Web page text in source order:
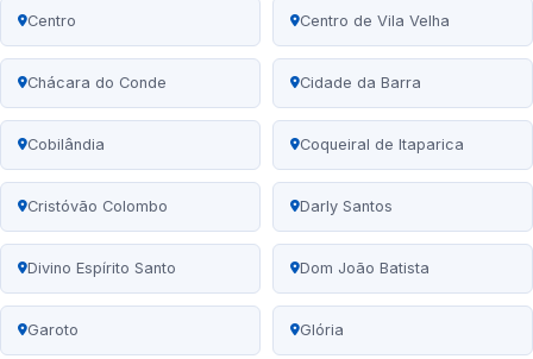
Centro Centro de Vila Velha
Chácara do Conde Cidade da Barra
Cobilândia Coqueiral de Itaparica
Cristóvão Colombo Darly Santos
Divino Espírito Santo Dom João Batista
Garoto Glória